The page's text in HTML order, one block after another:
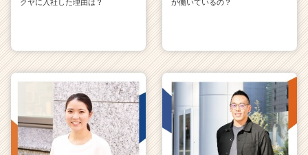
クヤに入社した理由は？
が働いているの？